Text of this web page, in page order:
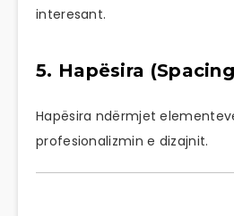
interesant.
5. Hapësira
Hapësira ndërmjet
profesionalizmin e dizajnit.